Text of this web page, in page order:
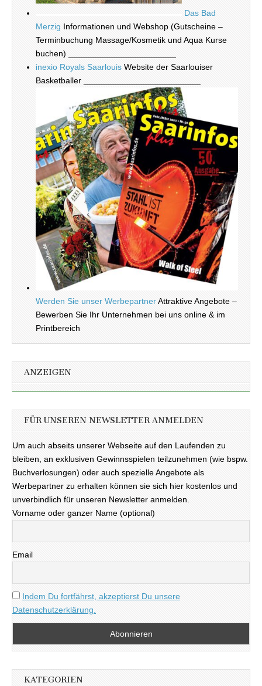
Das Bad
Merzig Informationen und Webshop (Gutscheine –
Terminbuchung Massage/Kosmetik und Aqua Kurse
buchen) _______________________
inexio Royals Saarlouis Website der Saarlouiser
Basketballer _________________________
Werden Sie unser WerbepartnerAttraktive Angebote –
Bewerben Sie Ihr Unternehmen bei uns online & im
Printbereich
ANZEIGEN
FÜR UNSEREN NEWSLETTER ANMELDEN
Um auch abseits unserer Webseite auf den Laufenden zu
bleiben, an exklusiven Gewinnsspielen teilzunehmen (wie bspw.
Buchverlosungen) oder auch spezielle Angebote als
Werbepartner zu erhalten können sie sich hier kostenlos und
unverbindlich für unseren Newsletter anmelden.
Vorname oder ganzer Name (optional)
Email
Indem Du fortfährst, akzeptierst Du unsere
Datenschutzerklärung.
KATEGORIEN